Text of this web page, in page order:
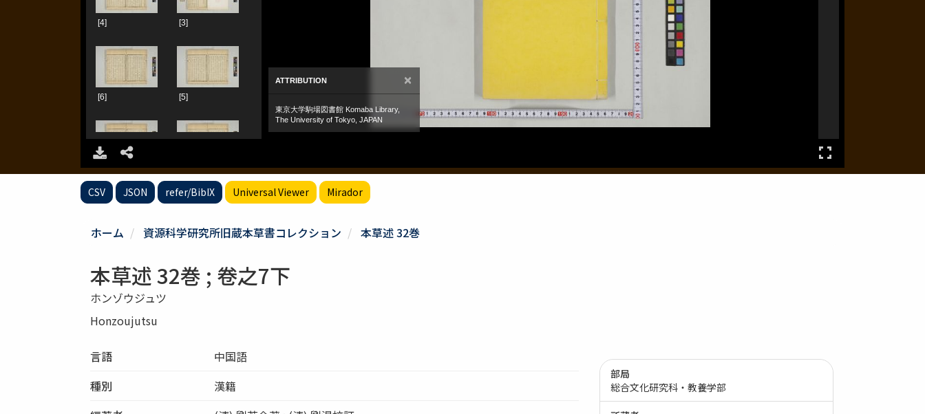
CSV JSON refer/BibIX Universal Viewer Mirador
ホーム 資源科学研究所旧蔵本草書コレクション 本草述 32巻
本草述 32巻 ; 卷之7下
ホンゾウジュツ
Honzoujutsu
言語
中国語
種別
漢籍
部局
総合文化研究科・教養学部